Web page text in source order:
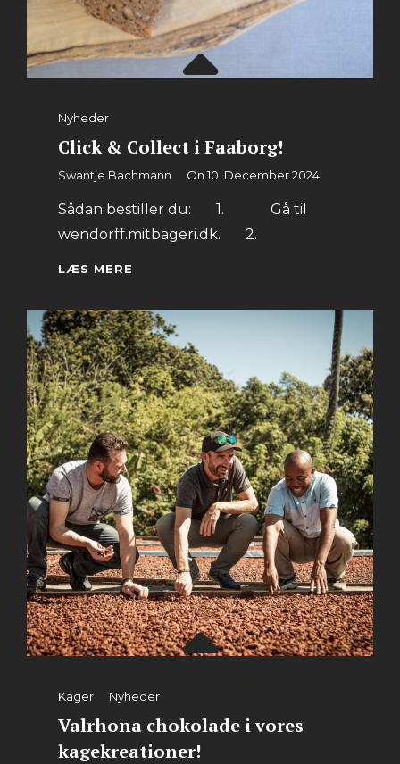
Categories
Nyheder
Click & Collect i Faaborg!
By
Swantje Bachmann On 10. December 2024
Sådan bestiller du: 1. Gå til
wendorff.mitbageri.dk. 2.
LÆS MERE
I
FAABORG!
Categories
Kager Nyheder
Valrhona chokolade i vores
kagekreationer!